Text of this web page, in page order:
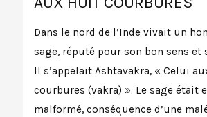
Dans le nord de l’Inde vivait un
sage, réputé pour son bon sens et
Il s’appelait Ashtavakra, « Celui
courbures (vakra) ». Le sage était
malformé, conséquence d’une